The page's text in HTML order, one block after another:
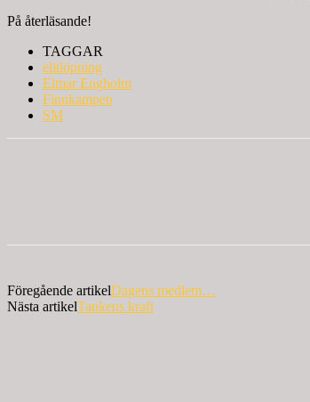
På återläsande!
TAGGAR
elitlöpning
Elmar Engholm
Finnkampen
SM
Föregående artikelDagens medlem…
Nästa artikelTankens kraft